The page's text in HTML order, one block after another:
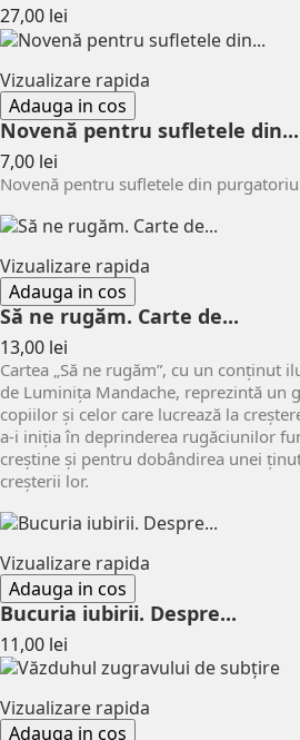
27,00 lei
Vizualizare rapida
Adauga in cos
Novenă pentru sufletele din...
7,00 lei
Novenă pentru sufletele din purgatoriu
Vizualizare rapida
Adauga in cos
Să ne rugăm. Carte de...
13,00 lei
Cartea „Să ne rugăm”, cu un conținut
de Luminița Mandache, reprezintă un
copiilor și celor care lucrează la
a-i iniția în deprinderea rugăciunilor
creștine și pentru dobândirea unei
creșterii lor.
Vizualizare rapida
Adauga in cos
Bucuria iubirii. Despre...
11,00 lei
Vizualizare rapida
Adauga in cos